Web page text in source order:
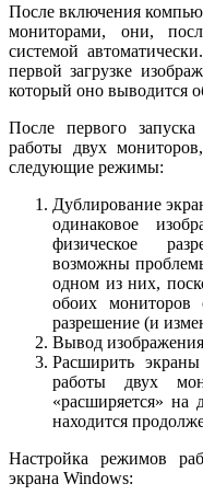
После включения
мониторами, они,
системой
первой загрузке
который оно выводится
После первого
работы двух
следующие режимы:
Дублирование
одинаковое
физическое
возможны
одном из них,
обоих мониторов
разрешение (и
Вывод
Расширить
работы двух
«расширяется» на
находится
Настройка режимов
экрана Windows: